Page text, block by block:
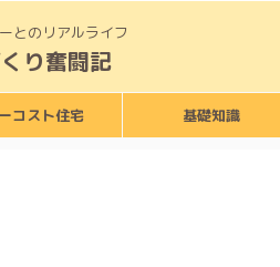
とのリアルライフ
り奮闘記
コスト住宅 基礎知識